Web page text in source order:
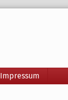
Impressum